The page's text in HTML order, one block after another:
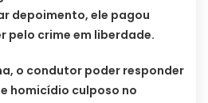
depoimento, ele pagou
pelo crime em liberdade.
o condutor poder responder
homicídio culposo no